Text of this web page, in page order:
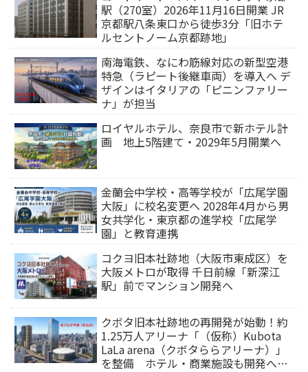
駅（270室）2026年11月16日開業 JR
京都駅八条東口から徒歩3分「旧ホテ
ルセントノーム京都跡地」
南海電鉄、なにわ筋線対応の新型空港
特急（ラピート後継車両）を導入へ デ
ザインはイタリアの「ピニンファリー
ナ」が担当
ロイヤルホテル、奈良市で新ホテル計
画 地上5階建て・2029年5月開業へ
金蘭会中学校・高等学校が「広尾学園
大阪」に校名変更へ 2028年4月から男
女共学化・東京都の進学校「広尾学
園」と教育連携
コクヨ旧本社跡地（大阪市東成区）を
大阪メトロが取得 千日前線「新深江
駅」前でマンション開発へ
クボタ旧本社跡地の再開発が始動！約
1.25万人アリーナ「（仮称）Kubota
LaLa arena（クボタららアリーナ）」
を整備 ホテル・商業施設も開発へ